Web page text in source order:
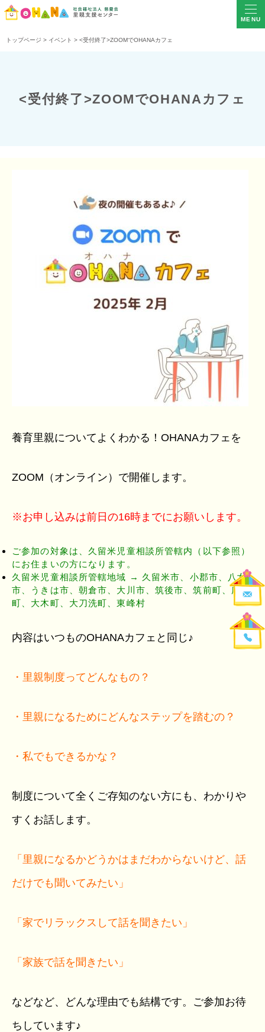
MENU
トップページ > イベント > <受付終了>ZOOMでOHANAカフェ
<受付終了>ZOOMでOHANAカフェ
養育里親についてよくわかる！OHANAカフェを
ZOOM（オンライン）で開催します。
※お申し込みは前日の16時までにお願いします。
ご参加の対象は、久留米児童相談所管轄内（以下参照）
にお住まいの方になります。
久留米児童相談所管轄地域 → 久留米市、小郡市、八女
市、うきは市、朝倉市、大川市、筑後市、筑前町、広川
町、大木町、大刀洗町、東峰村
内容はいつものOHANAカフェと同じ♪
・里親制度ってどんなもの？
・里親になるためにどんなステップを踏むの？
・私でもできるかな？
制度について全くご存知のない方にも、わかりや
すくお話します。
「里親になるかどうかはまだわからないけど、話
だけでも聞いてみたい」
「家でリラックスして話を聞きたい」
「家族で話を聞きたい」
などなど、どんな理由でも結構です。ご参加お待
ちしています♪